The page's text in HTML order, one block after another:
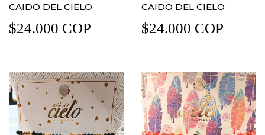
CAIDO DEL CIELO
$24.000 COP
CAIDO DEL CIELO
$24.000 COP